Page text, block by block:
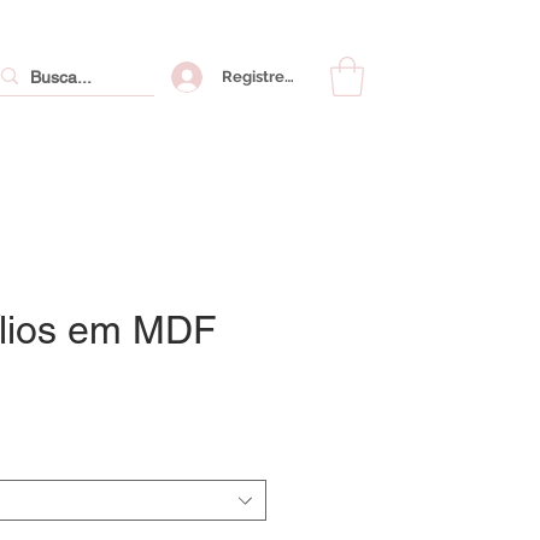
Registre-se
em MDF